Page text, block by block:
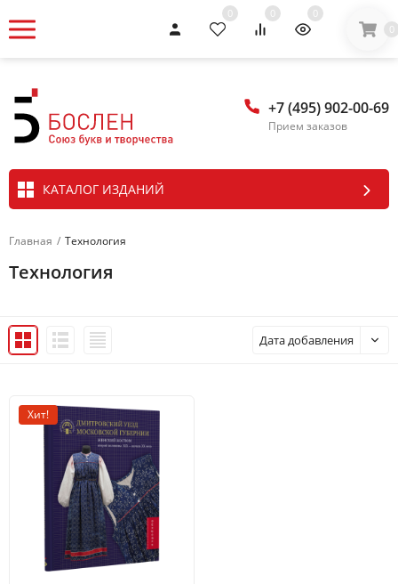
0 0
0
0
+7 (495) 902-00-69
Прием заказов
КАТАЛОГ ИЗДАНИЙ
Главная / Технология
Технология
Дата добавления
Хит!